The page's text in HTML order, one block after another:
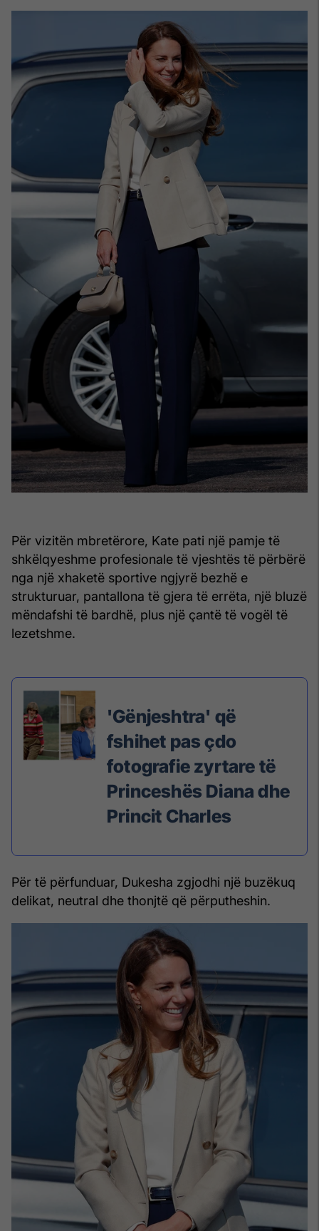
Për vizitën mbretërore, Kate pati një pamje të
shkëlqyeshme profesionale të vjeshtës të përbërë
nga një xhaketë sportive ngjyrë bezhë e
strukturuar, pantallona të gjera të errëta, një bluzë
mëndafshi të bardhë, plus një çantë të vogël të
lezetshme.
'Gënjeshtra' që
fshihet pas çdo
fotografie zyrtare të
Princeshës Diana dhe
Princit Charles
Për të përfunduar, Dukesha zgjodhi një buzëkuq
delikat, neutral dhe thonjtë që përputheshin.